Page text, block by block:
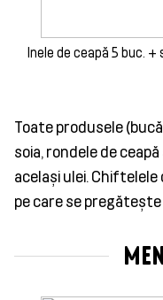
Inele de ceapă 5 buc. +
Toate produsele
soia, rondele de
același ulei.
pe care se pregătește